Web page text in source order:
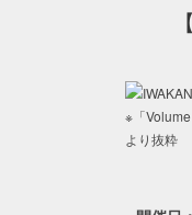
※「
より抜粋